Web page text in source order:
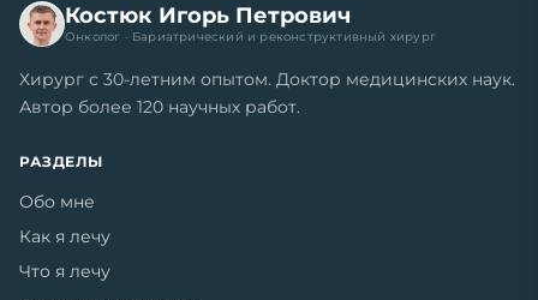
Костюк Игорь Петрович
Онколог · Бариатрический и реконструктивный хирург
Хирург с 30-летним опытом. Доктор медицинских наук.
Автор более 120 научных работ.
РАЗДЕЛЫ
Обо мне
Как я лечу
Что я лечу